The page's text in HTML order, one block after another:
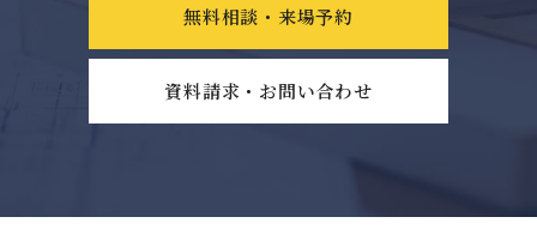
無料相談・来場予約
資料請求・お問い合わせ